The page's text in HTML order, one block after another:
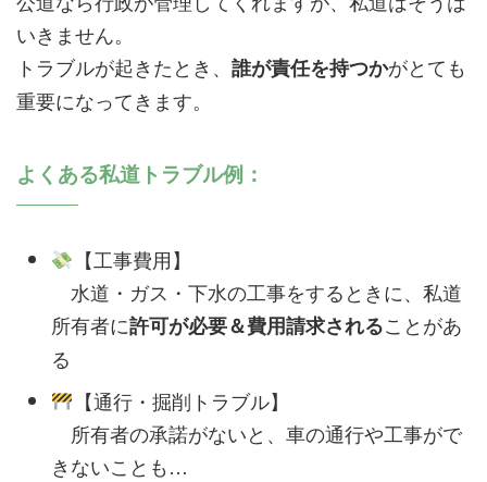
いきません。
トラブルが起きたとき、 誰が責任を持つかがとても
重要になってきます。
よくある私道トラブル例：
【工事費用】
水道・ガス・下水の工事をするときに、私道
所有者に許可が必要＆費用請求されることがあ
る
【通行・掘削トラブル】
所有者の承諾がないと、車の通行や工事がで
きないことも…